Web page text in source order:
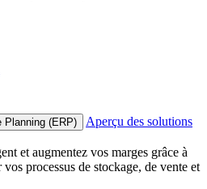
Planning (ERP)
Aperçu des solutions
et augmentez vos marges grâce à
processus de stockage, de vente et